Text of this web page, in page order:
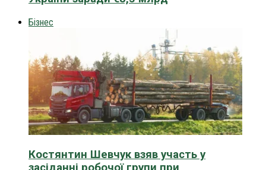
Бізнес
Костянтин Шевчук взяв участь у